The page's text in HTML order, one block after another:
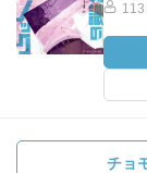
113
チョ